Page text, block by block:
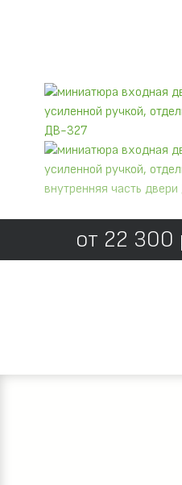
от 22 300